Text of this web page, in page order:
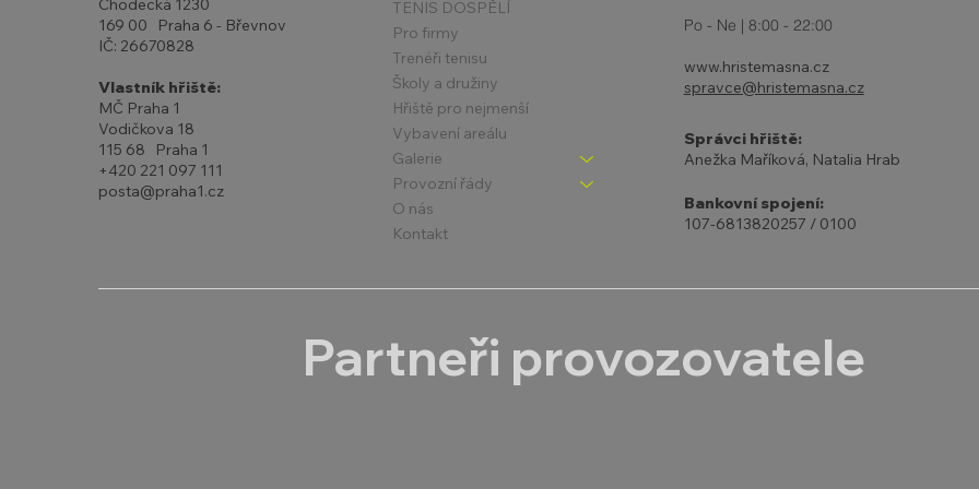
Chodecká 1230
169 00 Praha 6 - Břevnov
IČ: 26670828
Vlastník hřiště:
MČ Praha 1
Vodičkova 18
115 68 Praha 1
+420 221 097 111
posta@praha1.cz
TENIS DOSPĚLÍ
Pro firmy
Trenéři tenisu
Školy a družiny
Hřiště pro nejmenší
Vybavení areálu
Galerie
Provozní řády
O nás
Kontakt
Po - Ne | 8:00 - 22:00
www.hristemasna.cz
spravce@hristemasna.cz
Správci hřiště:
Anežka Maříková, Natalia Hrab
Bankovní spojení:
107-6813820257 / 0100
Partneři provozovatele